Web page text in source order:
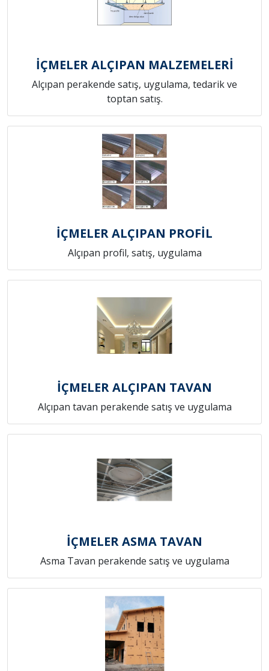
İÇMELER ALÇIPAN MALZEMELERİ
Alçıpan perakende satış, uygulama, tedarik ve
toptan satış.
İÇMELER ALÇIPAN PROFİL
Alçıpan profil, satış, uygulama
İÇMELER ALÇIPAN TAVAN
Alçıpan tavan perakende satış ve uygulama
İÇMELER ASMA TAVAN
Asma Tavan perakende satış ve uygulama